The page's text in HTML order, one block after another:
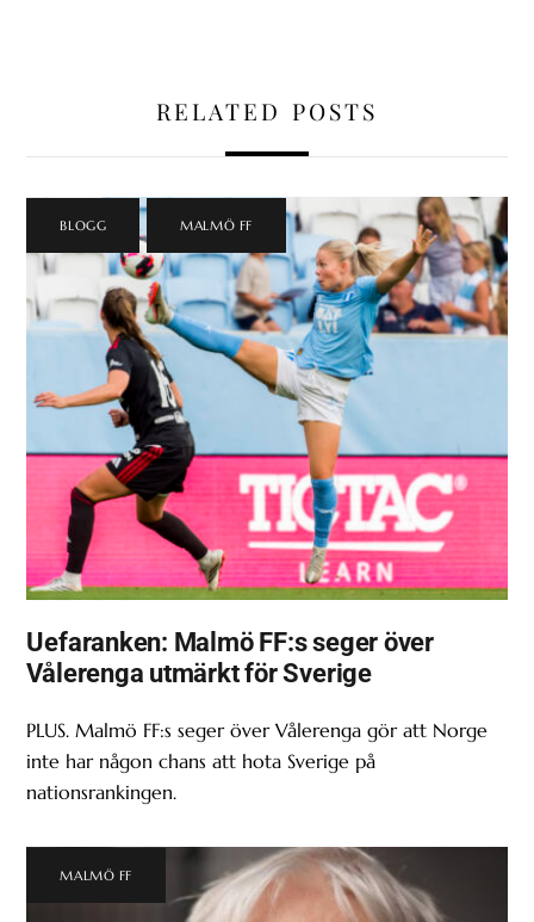
RELATED POSTS
BLOGG MALMÖ FF
Uefaranken: Malmö FF:s seger över
Vålerenga utmärkt för Sverige
PLUS. Malmö FF:s seger över Vålerenga gör att Norge
inte har någon chans att hota Sverige på
nationsrankingen.
MALMÖ FF